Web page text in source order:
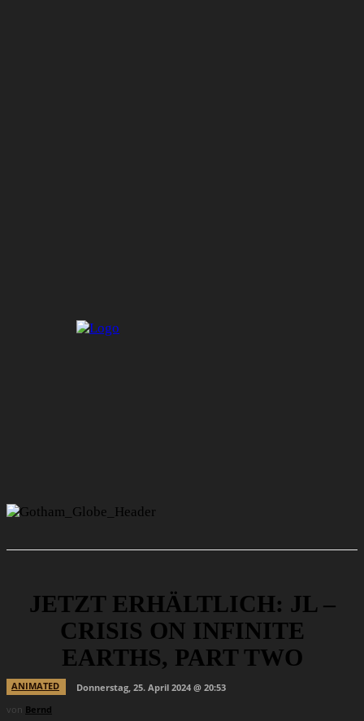
JETZT ERHÄLTLICH: JL –
CRISIS ON INFINITE
EARTHS, PART TWO
ANIMATED
Donnerstag, 25. April 2024 @ 20:53
von Bernd